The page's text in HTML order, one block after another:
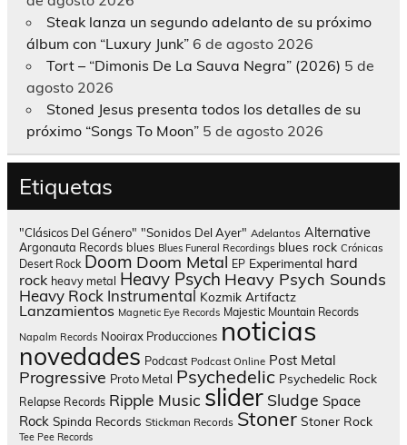
Steak lanza un segundo adelanto de su próximo
álbum con “Luxury Junk” 6 de agosto 2026
Tort – “Dimonis De La Sauva Negra” (2026) 5 de
agosto 2026
Stoned Jesus presenta todos los detalles de su
próximo “Songs To Moon” 5 de agosto 2026
Etiquetas
"Clásicos Del Género" "Sonidos Del Ayer" Adelantos Alternative
Argonauta Records blues Blues Funeral Recordings blues rock Crónicas
Desert Rock Doom Doom Metal EP Experimental hard
rock heavy metal Heavy Psych Heavy Psych Sounds
Heavy Rock Instrumental Kozmik Artifactz
Lanzamientos Magnetic Eye Records Majestic Mountain Records
Napalm Records Nooirax Producciones noticias
novedades Podcast Podcast Online Post Metal
Progressive Proto Metal Psychedelic Psychedelic Rock
Relapse Records Ripple Music slider Sludge Space
Rock Spinda Records Stickman Records Stoner Stoner Rock
Tee Pee Records